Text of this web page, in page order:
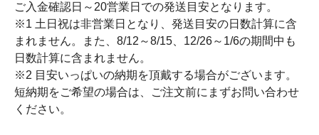
ご入金確認日～20営業日での発送目安となります。
※1 土日祝は非営業日となり、発送目安の日数計算に含
まれません。また、8/12～8/15、12/26～1/6の期間中も
日数計算に含まれません。
※2 目安いっぱいの納期を頂戴する場合がございます。
短納期をご希望の場合は、ご注文前にまずお問い合わせ
ください。